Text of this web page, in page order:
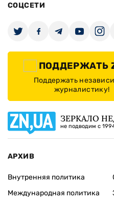
СОЦСЕТИ
ПОДДЕРЖАТЬ
Поддержать
журналистику!
ЗЕРКАЛО
не подводим с
АРХИВ
Внутренняя политика
Международная политика